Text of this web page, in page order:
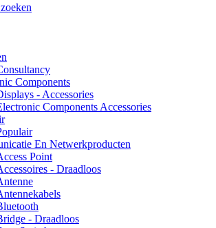
Components
- Accessories
Components Accessories
En Netwerkproducten
Point
- Draadloos
- Draadloos